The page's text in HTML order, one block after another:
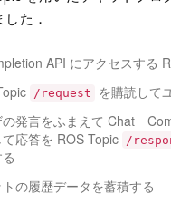
た．
API にアクセスする
/request
を購読して
の発言をふまえて Chat
応答を ROS Topic
/
の履歴データを蓄積する